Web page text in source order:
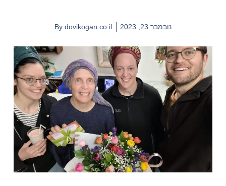
נובמבר 23, 2023 By dovikogan.co.il